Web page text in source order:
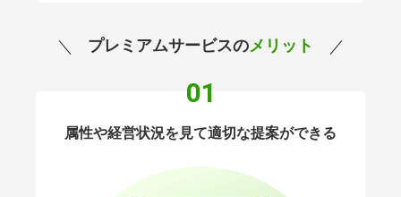
プレミアムサービスのメリット
01
属性や経営状況を見て適切な提案ができる